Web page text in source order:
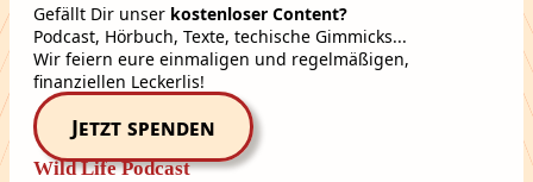
Gefällt Dir unser kostenloser Content?
Podcast, Hörbuch, Texte, techische Gimmicks...
Wir feiern eure einmaligen und regelmäßigen,
finanziellen Leckerlis!
Jetzt spenden
Wild Life Podcast